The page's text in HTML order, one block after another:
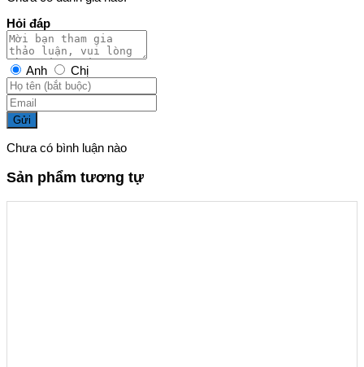
Hỏi đáp
Anh Chị
Gửi
Chưa có bình luận nào
Sản phẩm tương tự